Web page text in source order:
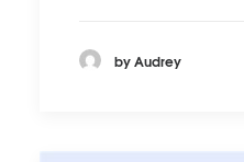
by Audrey